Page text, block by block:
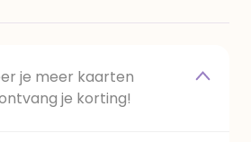
je meer kaarten
je korting!